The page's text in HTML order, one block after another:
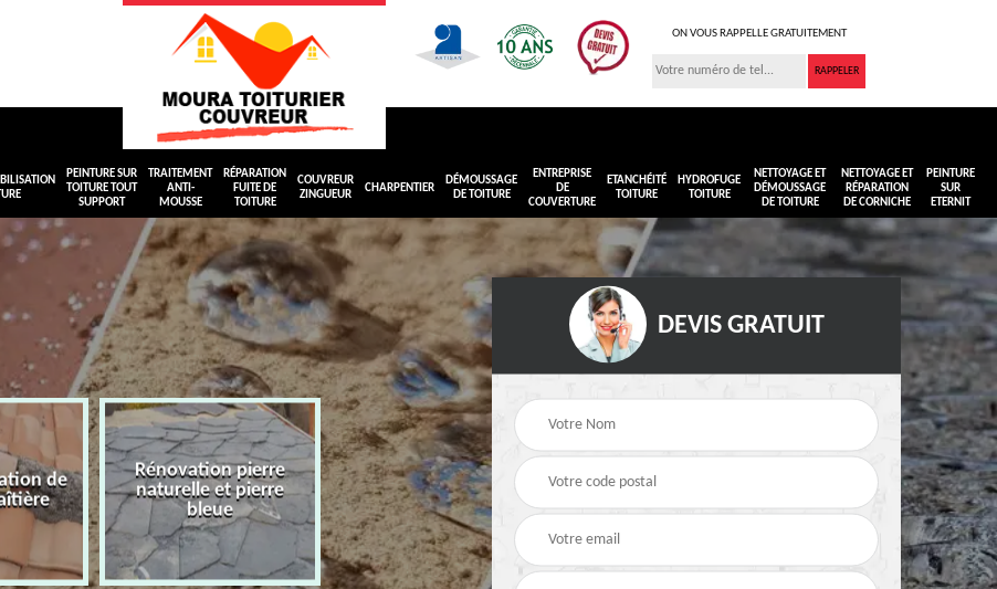
ON VOUS RAPPELLE GRATUITEMENT
PEINTURE SUR
TOITURE TOUT
SUPPORT
TRAITEMENT
ANTI-
MOUSSE
RÉPARATION
FUITE DE
TOITURE
COUVREUR
ZINGUEUR
CHARPENTIER
DÉMOUSSAGE
DE TOITURE
ENTREPRISE
DE
COUVERTURE
ETANCHÉITÉ
TOITURE
HYDROFUGE
TOITURE
NETTOYAGE ET
DÉMOUSSAGE
DE TOITURE
NETTOYAGE ET
RÉPARATION
DE CORNICHE
PEINTURE
SUR
ETERNIT
de
Rénovation pierre
naturelle et pierre
bleue
Peinture sur toiture
Réimperméabilisation
Peinture sur toiture
tout support
DEVIS GRATUIT